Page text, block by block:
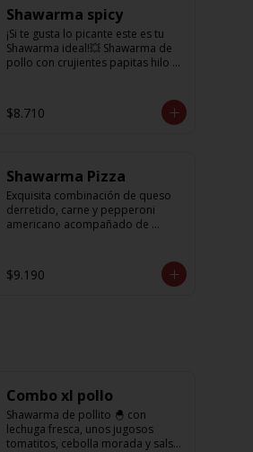
Shawarma spicy
¡Si te gusta lo picante este es tu
Shawarma ideal!💥 Shawarma de
pollo con crujientes papitas hilo
salsa spicy (picante)
$8.710
Shawarma Pizza
Exquisita combinación de queso
derretido, carne y pepperoni
americano acompañado de
oregano
$9.190
Combo xl pollo
Shawarma de pollito 🐣 con
lechuga fresca, unos jugosos
tomatitos, cebolla morada y salsa